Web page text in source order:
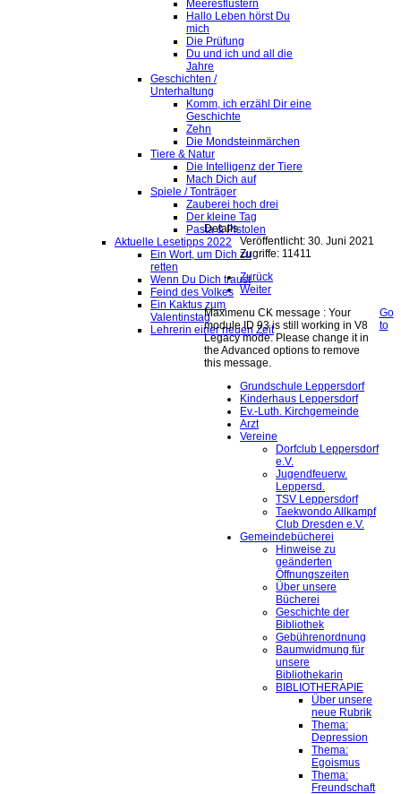
Meeresflüstern
Hallo Leben hörst Du
mich
Die Prüfung
Du und ich und all die
Jahre
Geschichten /
Unterhaltung
Komm, ich erzähl Dir eine
Geschichte
Zehn
Die Mondsteinmärchen
Tiere & Natur
Die Intelligenz der Tiere
Mach Dich auf
Spiele / Tonträger
Zauberei hoch drei
Der kleine Tag
Pasta & Pistolen
Aktuelle Lesetipps 2022
Ein Wort, um Dich zu
retten
Wenn Du Dich traust
Feind des Volkes
Ein Kaktus zum
Valentinstag
Lehrerin einer neuen Zeit
Details
Veröffentlicht: 30. Juni 2021
Zugriffe: 11411
Zurück
Weiter
Maximenu CK message : Your
module ID 93 is still working in V8
Legacy mode. Please change it in
the Advanced options to remove
this message.
Grundschule Leppersdorf
Kinderhaus Leppersdorf
Ev.-Luth. Kirchgemeinde
Arzt
Vereine
Dorfclub Leppersdorf
e.V.
Jugendfeuerw.
Leppersd.
TSV Leppersdorf
Taekwondo Allkampf
Club Dresden e.V.
Gemeindebücherei
Hinweise zu
geänderten
Öffnungszeiten
Über unsere
Bücherei
Geschichte der
Bibliothek
Gebührenordnung
Baumwidmung für
unsere
Bibliothekarin
BIBLIOTHERAPIE
Über unsere
neue Rubrik
Thema:
Depression
Thema:
Egoismus
Thema:
Freundschaft
Go
to